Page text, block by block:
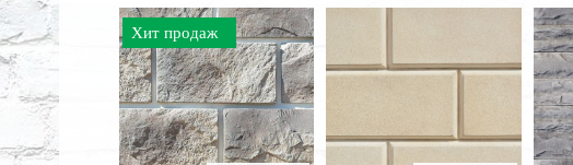
Хит продаж